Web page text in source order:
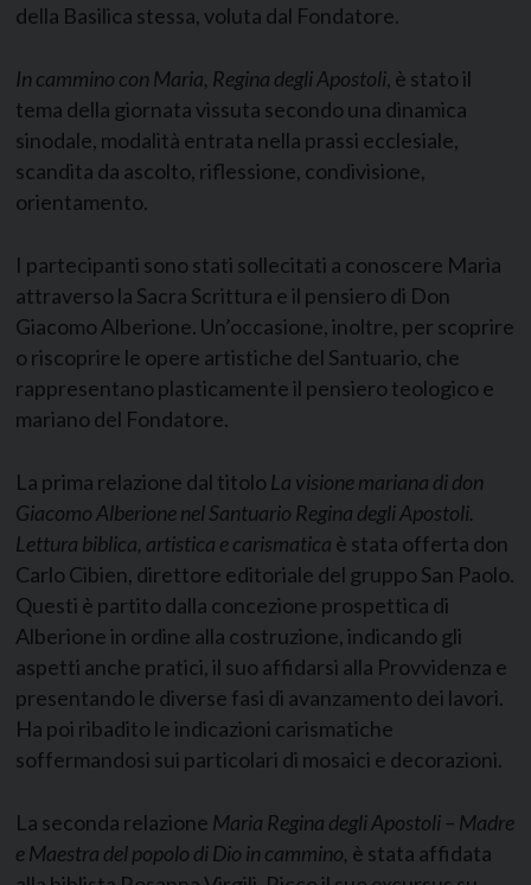
della Basilica stessa, voluta dal Fondatore.
In cammino con Maria, Regina degli Apostoli, è stato il
tema della giornata vissuta secondo una dinamica
sinodale, modalità entrata nella prassi ecclesiale,
scandita da ascolto, riflessione, condivisione,
orientamento.
I partecipanti sono stati sollecitati a conoscere Maria
attraverso la Sacra Scrittura e il pensiero di Don
Giacomo Alberione. Un’occasione, inoltre, per scoprire
o riscoprire le opere artistiche del Santuario, che
rappresentano plasticamente il pensiero teologico e
mariano del Fondatore.
La prima relazione dal titolo La visione mariana di don
Giacomo Alberione nel Santuario Regina degli Apostoli.
Lettura biblica, artistica e carismatica è stata offerta don
Carlo Cibien, direttore editoriale del gruppo San Paolo.
Questi è partito dalla concezione prospettica di
Alberione in ordine alla costruzione, indicando gli
aspetti anche pratici, il suo affidarsi alla Provvidenza e
presentando le diverse fasi di avanzamento dei lavori.
Ha poi ribadito le indicazioni carismatiche
soffermandosi sui particolari di mosaici e decorazioni.
La seconda relazione Maria Regina degli Apostoli – Madre
e Maestra del popolo di Dio in cammino, è stata affidata